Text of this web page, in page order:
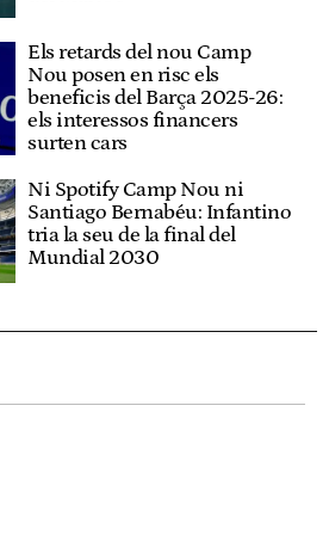
Els retards del nou Camp
Nou posen en risc els
beneficis del Barça 2025-26:
els interessos financers
surten cars
Ni Spotify Camp Nou ni
Santiago Bernabéu: Infantino
tria la seu de la final del
Mundial 2030